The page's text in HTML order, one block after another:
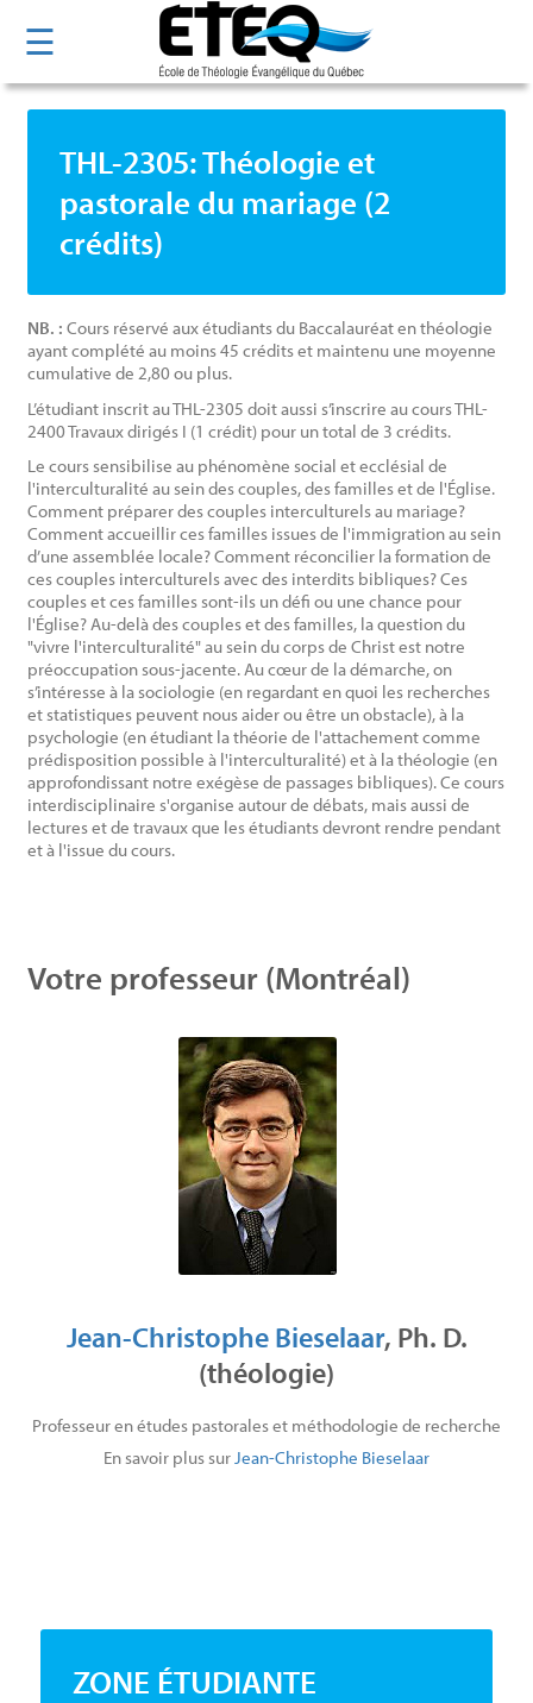
au
principal
☰
THL-2305: Théologie et
pastorale du mariage (2
crédits)
NB. : Cours réservé aux étudiants du Baccalauréat en théologie
ayant complété au moins 45 crédits et maintenu une moyenne
cumulative de 2,80 ou plus.
L’étudiant inscrit au THL-2305 doit aussi s’inscrire au cours THL-
2400 Travaux dirigés I (1 crédit) pour un total de 3 crédits.
Le cours sensibilise au phénomène social et ecclésial de
l'interculturalité au sein des couples, des familles et de l'Église.
Comment préparer des couples interculturels au mariage?
Comment accueillir ces familles issues de l'immigration au sein
d’une assemblée locale? Comment réconcilier la formation de
ces couples interculturels avec des interdits bibliques? Ces
couples et ces familles sont-ils un défi ou une chance pour
l'Église? Au-delà des couples et des familles, la question du
"vivre l'interculturalité" au sein du corps de Christ est notre
préoccupation sous-jacente. Au cœur de la démarche, on
s’intéresse à la sociologie (en regardant en quoi les recherches
et statistiques peuvent nous aider ou être un obstacle), à la
psychologie (en étudiant la théorie de l'attachement comme
prédisposition possible à l'interculturalité) et à la théologie (en
approfondissant notre exégèse de passages bibliques). Ce cours
interdisciplinaire s'organise autour de débats, mais aussi de
lectures et de travaux que les étudiants devront rendre pendant
et à l'issue du cours.
Votre professeur (Montréal)
Jean-Christophe Bieselaar, Ph. D.
(théologie)
Professeur en études pastorales et méthodologie de recherche
En savoir plus sur Jean-Christophe Bieselaar
ZONE ÉTUDIANTE